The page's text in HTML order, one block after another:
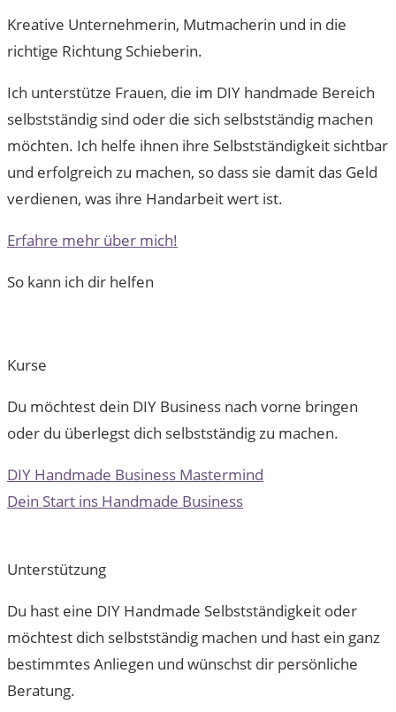
Kreative Unternehmerin, Mutmacherin und in die
richtige Richtung Schieberin.
Ich unterstütze Frauen, die im DIY handmade Bereich
selbstständig sind oder die sich selbstständig machen
möchten. Ich helfe ihnen ihre Selbstständigkeit sichtbar
und erfolgreich zu machen, so dass sie damit das Geld
verdienen, was ihre Handarbeit wert ist.
Erfahre mehr über mich!
So kann ich dir helfen
Kurse
Du möchtest dein DIY Business nach vorne bringen
oder du überlegst dich selbstständig zu machen.
DIY Handmade Business Mastermind
Dein Start ins Handmade Business
Unterstützung
Du hast eine DIY Handmade Selbstständigkeit oder
möchtest dich selbstständig machen und hast ein ganz
bestimmtes Anliegen und wünschst dir persönliche
Beratung.